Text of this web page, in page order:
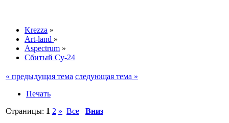
Krezza »
Art-land »
Aspectrum »
Сбитый Су-24
« предыдущая тема следующая тема »
Печать
Страницы: 1 2 » Все Вниз